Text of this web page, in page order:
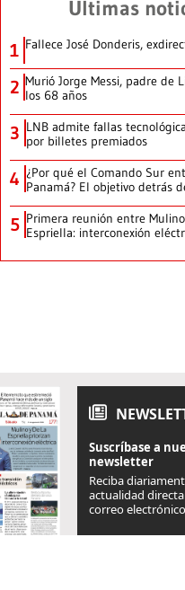
Últimas
1 Fallece José Donderis,
2 Murió Jorge Messi, padre de
los 68 años
3 LNB admite fallas
por billetes premiados
4 ¿Por qué el Comando Sur
Panamá? El objetivo detrás
5 Primera reunión entre
Espriella: interconexión
Suscríbase a
newsletter
Reciba
actualidad
correo electrónico